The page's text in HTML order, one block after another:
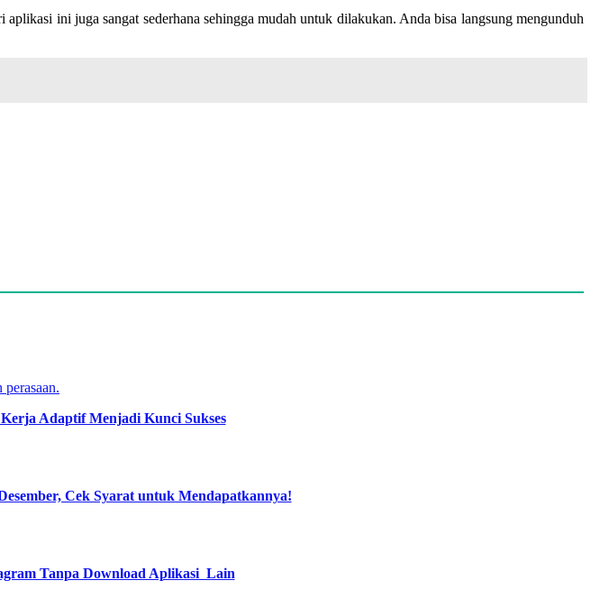
ini juga sangat sederhana sehingga mudah untuk dilakukan. Anda bisa langsung mengunduh
Adaptif Menjadi Kunci Sukses
Cek Syarat untuk Mendapatkannya!
Tanpa Download Aplikasi Lain